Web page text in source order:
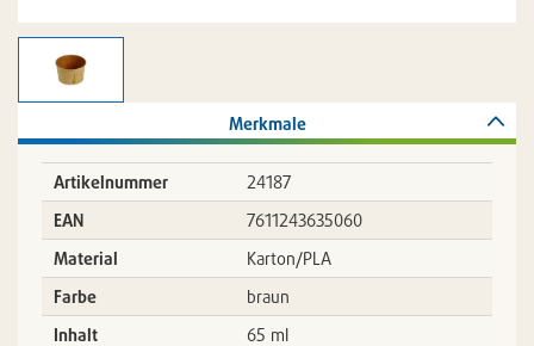
Merkmale
Artikelnummer
24187
EAN
7611243635060
Material
Karton/PLA
Farbe
braun
Inhalt
65 ml